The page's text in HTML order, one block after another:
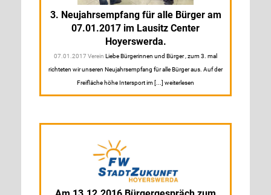
3. Neujahrsempfang für alle Bürger am
07.01.2017 im Lausitz Center
Hoyerswerda.
07.01.2017 Verein Liebe Bürgerinnen und Bürger , zum 3. mal
richteten wir unseren Neujahrsempfang für alle Bürger aus. Auf der
Freifläche höhe Intersport im [...] weiterlesen